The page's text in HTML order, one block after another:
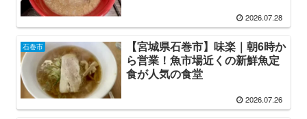
2026.07.28
石巻市
【宮城県石巻市】味楽｜朝6時か
ら営業！魚市場近くの新鮮魚定
食が人気の食堂
2026.07.26